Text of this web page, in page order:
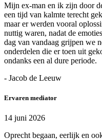
Mijn ex-man en ik zijn door
een tijd van kalmte terecht
maar er werden vooral
nuttig waren, nadat de
dag van vandaag grijpen we
onderdelen die er toen uit
ondanks een al dure periode.
- Jacob de Leeuw
Ervaren mediator
14 juni 2026
Oprecht begaan, eerlijk en